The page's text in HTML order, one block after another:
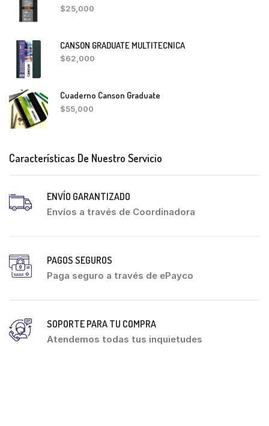
$25,000
CANSON GRADUATE MULTITECNICA
$62,000
Cuaderno Canson Graduate
$55,000
Características De Nuestro Servicio
ENVÍO GARANTIZADO
Envíos a través de Coordinadora
PAGOS SEGUROS
Paga seguro a través de ePayco
SOPORTE PARA TU COMPRA
Atendemos todas tus inquietudes